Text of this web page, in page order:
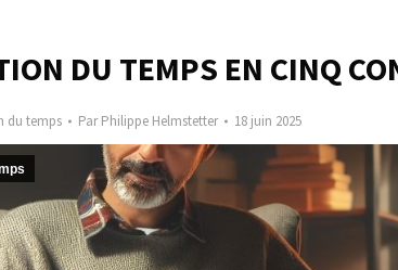
DU TEMPS EN CINQ
du temps ParPhilippe Helmstetter 18 juin 2025